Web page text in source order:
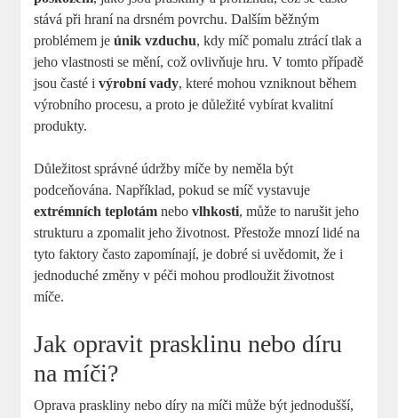
stává při hraní na drsném povrchu. Dalším běžným
problémem jeúnik vzduchu, kdy míč pomalu ztrácí tlak a
jeho vlastnosti se mění, což ovlivňuje hru. V tomto případě
jsou časté ivýrobní vady, které mohou vzniknout během
výrobního procesu, a proto je důležité vybírat kvalitní
produkty.
Důležitost správné údržby míče by neměla být
podceňována. Například, pokud se míč vystavuje
extrémních teplotám nebovlhkosti, může to narušit jeho
strukturu a zpomalit jeho životnost. Přestože mnozí lidé na
tyto faktory často zapomínají, je dobré si uvědomit, že i
jednoduché změny v péči mohou prodloužit životnost
míče.
Jak opravit prasklinu nebo díru
na míči?
Oprava praskliny nebo díry na míči může být jednodušší,